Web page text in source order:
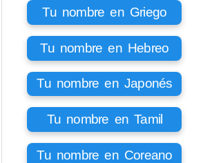
Tu nombre en Griego
Tu nombre en Hebreo
Tu nombre en Japonés
Tu nombre en Tamil
Tu nombre en Coreano